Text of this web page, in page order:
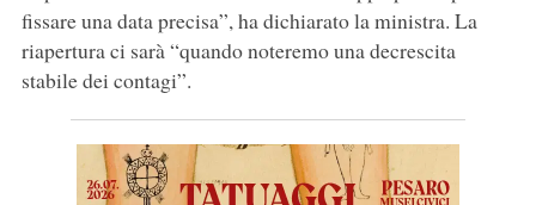
fissare una data precisa”, ha dichiarato la ministra. La
riapertura ci sarà “quando noteremo una decrescita
stabile dei contagi”.